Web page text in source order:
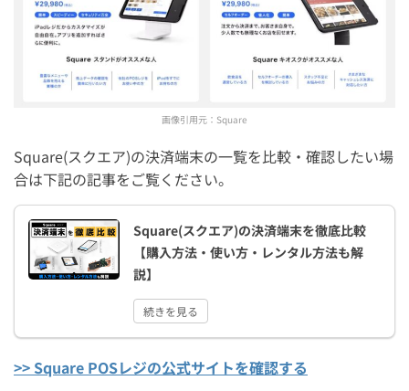
画像引用元： Square
Square(スクエア)の決済端末の一覧を比較・確認したい場
合は下記の記事をご覧ください。
Square(スクエア)の決済端末を徹底比較
【購入方法・使い方・レンタル方法も解
説】
続きを見る
>> Square POSレジの公式サイトを確認する